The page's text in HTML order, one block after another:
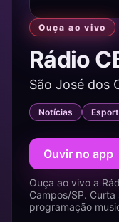
Ouça ao vivo
Rádio
São José dos
Notícias
Ouvir no app
Ouça ao vivo a
Campos/SP.
programação